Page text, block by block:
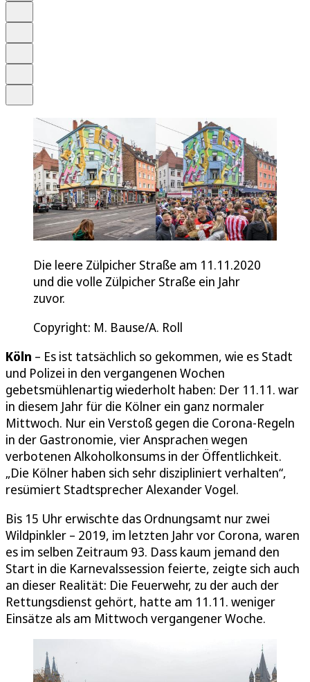
Die leere Zülpicher Straße am 11.11.2020
und die volle Zülpicher Straße ein Jahr
zuvor.
Copyright: M. Bause/A. Roll
Köln – Es ist tatsächlich so gekommen, wie es Stadt
und Polizei in den vergangenen Wochen
gebetsmühlenartig wiederholt haben: Der 11.11. war
in diesem Jahr für die Kölner ein ganz normaler
Mittwoch. Nur ein Verstoß gegen die Corona-Regeln
in der Gastronomie, vier Ansprachen wegen
verbotenen Alkoholkonsums in der Öffentlichkeit.
„Die Kölner haben sich sehr diszipliniert verhalten“,
resümiert Stadtsprecher Alexander Vogel.
Bis 15 Uhr erwischte das Ordnungsamt nur zwei
Wildpinkler – 2019, im letzten Jahr vor Corona, waren
es im selben Zeitraum 93. Dass kaum jemand den
Start in die Karnevalssession feierte, zeigte sich auch
an dieser Realität: Die Feuerwehr, zu der auch der
Rettungsdienst gehört, hatte am 11.11. weniger
Einsätze als am Mittwoch vergangener Woche.